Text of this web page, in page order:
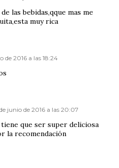
las bebidas,qque mas me
muy rica
de 2016 a las 18:24
junio de 2016 a las 20:07
que ser super deliciosa
la recomendación